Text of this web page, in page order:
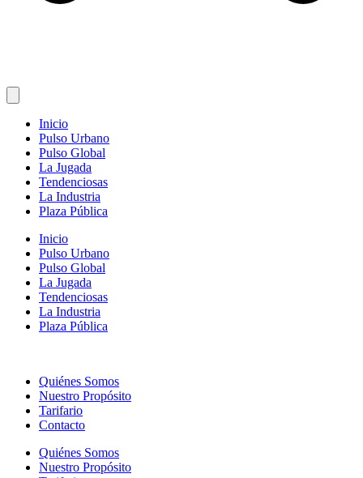
Inicio
Pulso Urbano
Pulso Global
La Jugada
Tendenciosas
La Industria
Plaza Pública
Inicio
Pulso Urbano
Pulso Global
La Jugada
Tendenciosas
La Industria
Plaza Pública
Quiénes Somos
Nuestro Propósito
Tarifario
Contacto
Quiénes Somos
Nuestro Propósito